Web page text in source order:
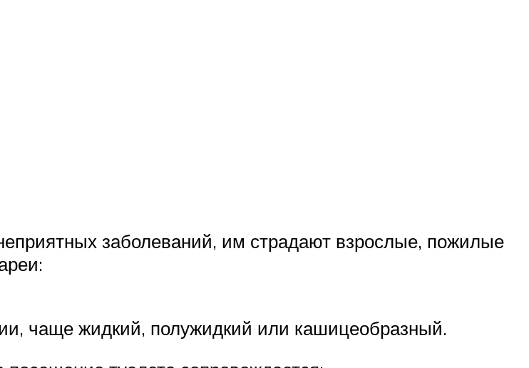
заболеваний, им страдают взрослые, пожилые
чаще жидкий, полужидкий или кашицеобразный.